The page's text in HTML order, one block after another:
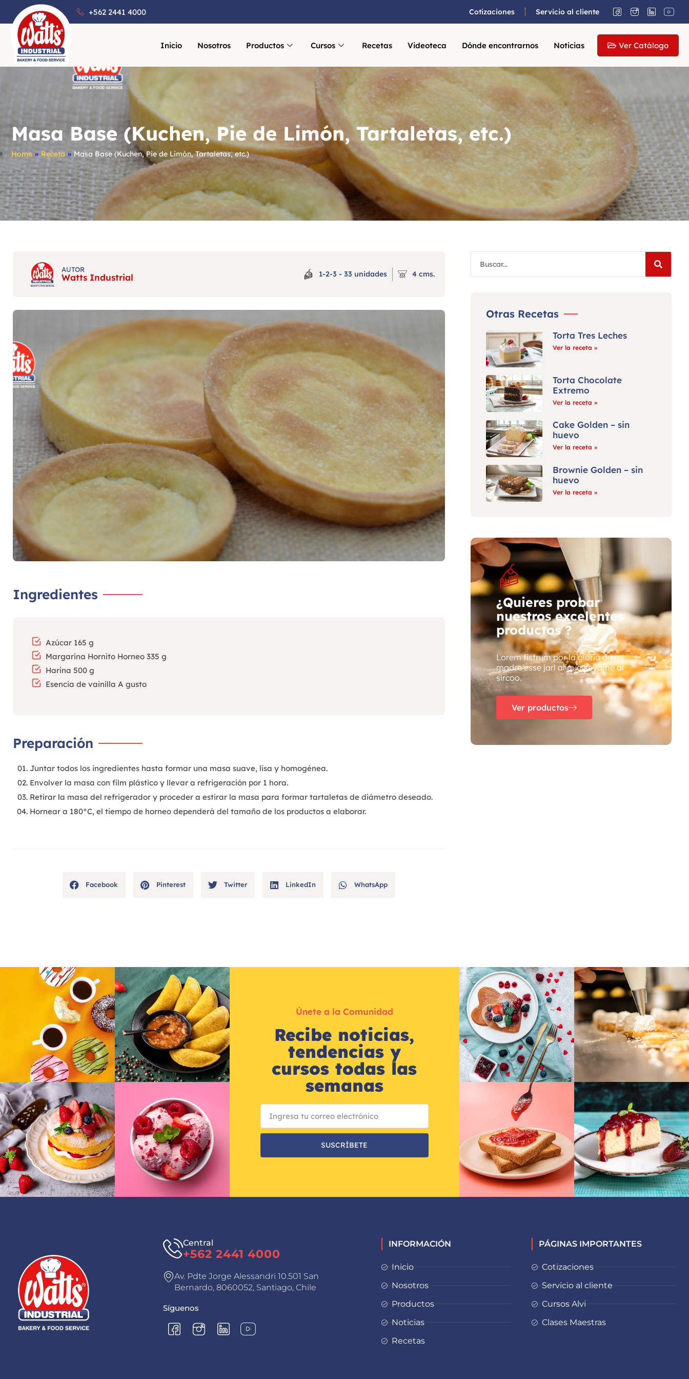
+562 2441 4000 Cotizaciones Servicio al cliente
Inicio Nosotros Productos Cursos Recetas Videoteca Dónde encontrarnos Noticias Ver Catálogo
Masa Base (Kuchen, Pie de Limón, Tartaletas, etc.)
Home » Receta » Masa Base (Kuchen, Pie de Limón, Tartaletas, etc.)
AUTOR
Watts Industrial 1-2-3 - 33 unidades 4 cms.
Ingredientes
Azúcar 165 g
Margarina Hornito Horneo 335 g
Harina 500 g
Esencia de vainilla A gusto
Preparación
Juntar todos los ingredientes hasta formar una masa suave, lisa y homogénea.
Envolver la masa con film plástico y llevar a refrigeración por 1 hora.
Retirar la masa del refrigerador y proceder a estirar la masa para formar tartaletas de diámetro deseado.
Hornear a 180°C, el tiempo de horneo dependerá del tamaño de los productos a elaborar.
Facebook Pinterest Twitter LinkedIn WhatsApp
Otras Recetas
Torta Tres Leches
Ver la receta »
Torta Chocolate
Extremo
Ver la receta »
Cake Golden – sin
huevo
Ver la receta »
Brownie Golden – sin
huevo
Ver la receta »
¿Quieres probar
nuestros excelentes
productos ?
Lorem fistrum por la gloria de mi
madre esse jarl aliqua llevame al
sircoo.
Ver productos
Únete a la Comunidad
Recibe noticias,
tendencias y
cursos todas las
semanas
SUSCRÍBETE
Central
+562 2441 4000
Av. Pdte Jorge Alessandri 10.501 San
Bernardo, 8060052, Santiago, Chile
Síguenos
INFORMACIÓN
Inicio
Nosotros
Productos
Noticias
Recetas
PÁGINAS IMPORTANTES
Cotizaciones
Servicio al cliente
Cursos Alvi
Clases Maestras